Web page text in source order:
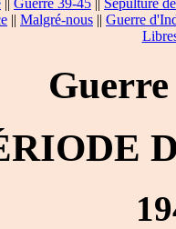
|| Guerre 39-45 || Sépulture
|| Malgré-nous || Guerre